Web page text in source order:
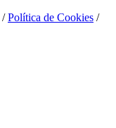
/Política de Cookies /